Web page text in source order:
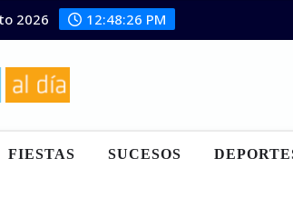
2026 12:48:27 PM
FIESTAS SUCESOS